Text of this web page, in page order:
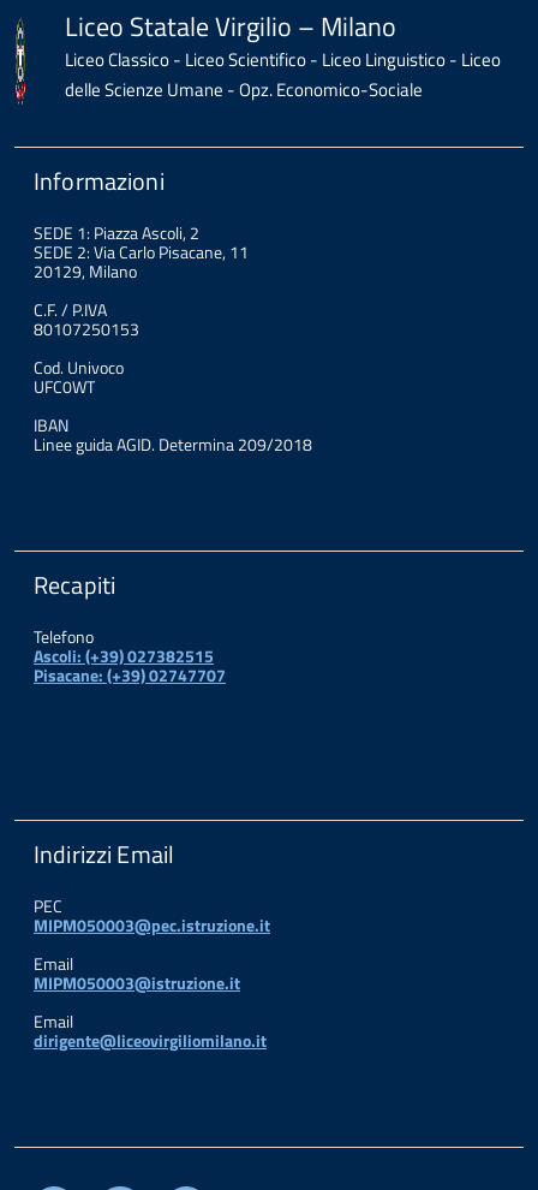
Liceo Statale Virgilio – Milano
Liceo Classico - Liceo Scientifico - Liceo Linguistico - Liceo
delle Scienze Umane - Opz. Economico-Sociale
Informazioni
SEDE 1: Piazza Ascoli, 2
SEDE 2: Via Carlo Pisacane, 11
20129, Milano
C.F. / P.IVA
80107250153
Cod. Univoco
UFC0WT
IBAN
Linee guida AGID. Determina 209/2018
Recapiti
Telefono
Ascoli: (+39) 027382515
Pisacane: (+39) 02747707
Indirizzi Email
PEC
MIPM050003@pec.istruzione.it
Email
MIPM050003@istruzione.it
Email
dirigente@liceovirgiliomilano.it